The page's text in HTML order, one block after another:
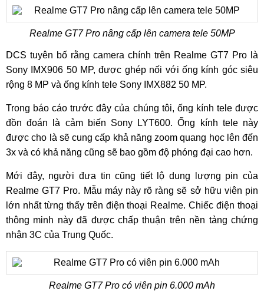
Realme GT7 Pro nâng cấp lên camera tele 50MP
DCS tuyên bố rằng camera chính trên Realme GT7 Pro là
Sony IMX906 50 MP, được ghép nối với ống kính góc siêu
rộng 8 MP và ống kính tele Sony IMX882 50 MP.
Trong báo cáo trước đây của chúng tôi, ống kính tele được
đồn đoán là cảm biến Sony LYT600. Ống kính tele này
được cho là sẽ cung cấp khả năng zoom quang học lên đến
3x và có khả năng cũng sẽ bao gồm độ phóng đại cao hơn.
Mới đây, người đưa tin cũng tiết lộ dung lượng pin của
Realme GT7 Pro. Mẫu máy này rõ ràng sẽ sở hữu viên pin
lớn nhất từng thấy trên điện thoại Realme. Chiếc điện thoại
thông minh này đã được chấp thuận trên nền tảng chứng
nhận 3C của Trung Quốc.
Realme GT7 Pro có viên pin 6.000 mAh